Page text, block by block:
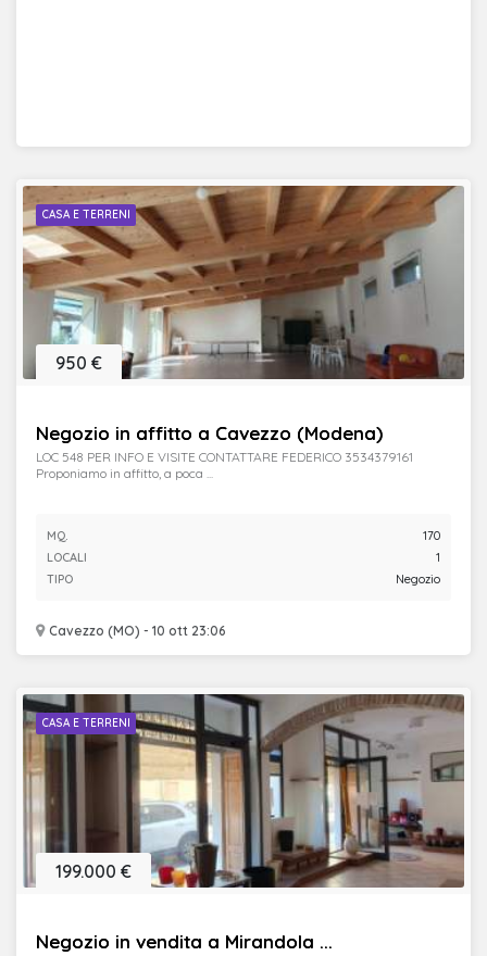
CASA E TERRENI
Negozio in affitto a Cavezzo (Modena)
Cavezzo (MO) - 10 ott 23:06
950 €
LOC 548 PER INFO E VISITE CONTATTARE FEDERICO 3534379161
Proponiamo in affitto, a poca ...
MQ.
170
LOCALI
1
TIPO
Negozio
CASA E TERRENI
Negozio in vendita a Mirandola ...
199.000 €